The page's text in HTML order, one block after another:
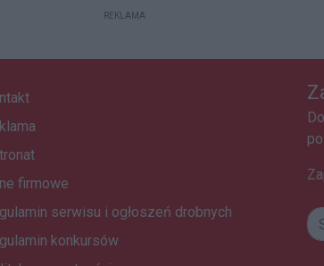
REKLAMA
firmowe
serwisu i ogłoszeń drobnych
konkursów